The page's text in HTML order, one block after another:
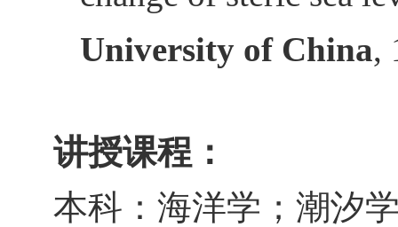
University of China,
讲授课程：
本科：海洋学；潮汐